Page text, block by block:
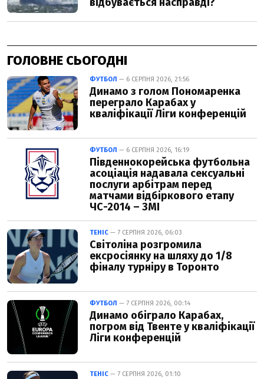
ГОЛОВНЕ СЬОГОДНІ
ФУТБОЛ — 6 СЕРПНЯ 2026, 21:56
Динамо з голом Пономаренка
переграло Карабах у
кваліфікації Ліги конференцій
ФУТБОЛ — 6 СЕРПНЯ 2026, 16:19
Південнокорейська футбольна
асоціація надавала сексуальні
послуги арбітрам перед
матчами відбіркового етапу
ЧС-2014 – ЗМІ
ТЕНІС — 7 СЕРПНЯ 2026, 06:03
Світоліна розгромила
ексросіянку на шляху до 1/8
фіналу турніру в Торонто
ФУТБОЛ — 7 СЕРПНЯ 2026, 00:14
Динамо обіграло Карабах,
погром від Твенте у кваліфікації
Ліги конференцій
ТЕНІС — 7 СЕРПНЯ 2026, 01:10